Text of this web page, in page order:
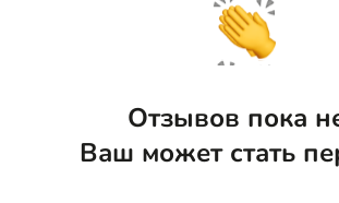
Отзывов пока
Ваш может стать